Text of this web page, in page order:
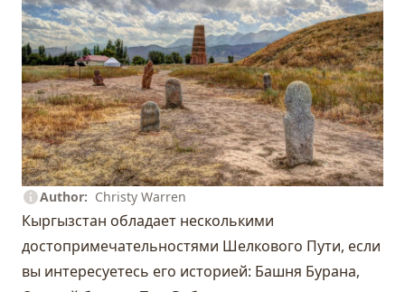
Author Christy Warren
Кыргызстан обладает несколькими
достопримечательностями Шелкового Пути, если
вы интересуетесь его историей: Башня Бурана,